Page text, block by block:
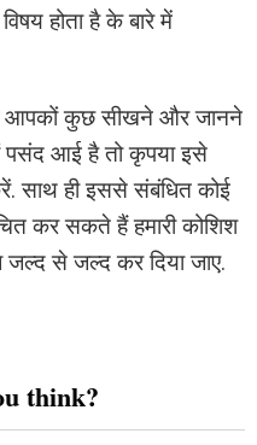
होता है के बारे में
आपकों कुछ सीखने और जानने
पसंद आई है तो कृपया इसे
साथ ही इससे संबंधित कोई
कर सकते हैं हमारी कोशिश
से जल्द कर दिया जाए.
think?